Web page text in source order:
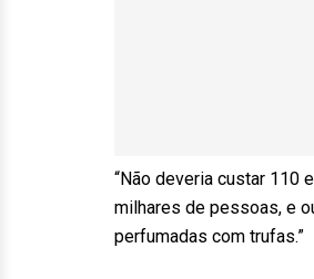
“Não deveria custar 110
milhares de pessoas, e
perfumadas com trufas.”